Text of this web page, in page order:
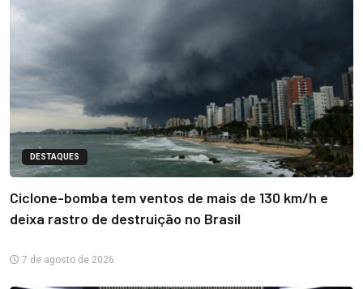
DESTAQUES
Ciclone-bomba tem ventos de mais de 130 km/h e
deixa rastro de destruição no Brasil
7 de agosto de 2026